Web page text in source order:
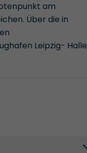
am
Über die in
Leipzig- Halle